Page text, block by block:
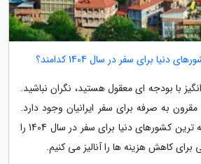
برای سفر در سال 1404 کدامند؟
با بودجه ای معقول هستید، نگران نباشید.
به صرفه برای سفر ایرانیان وجود دارد.
در ادامه، مقرون به صرفه ترین کشورهای دنیا برای سفر در سال 1404 را
کاهش هزینه ها را آنالیز می کنیم.